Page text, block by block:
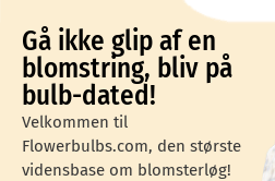
Gå ikke glip af en
blomstring, bliv på
bulb-dated!
Velkommen til
Flowerbulbs.com, den største
vidensbase om blomsterløg!